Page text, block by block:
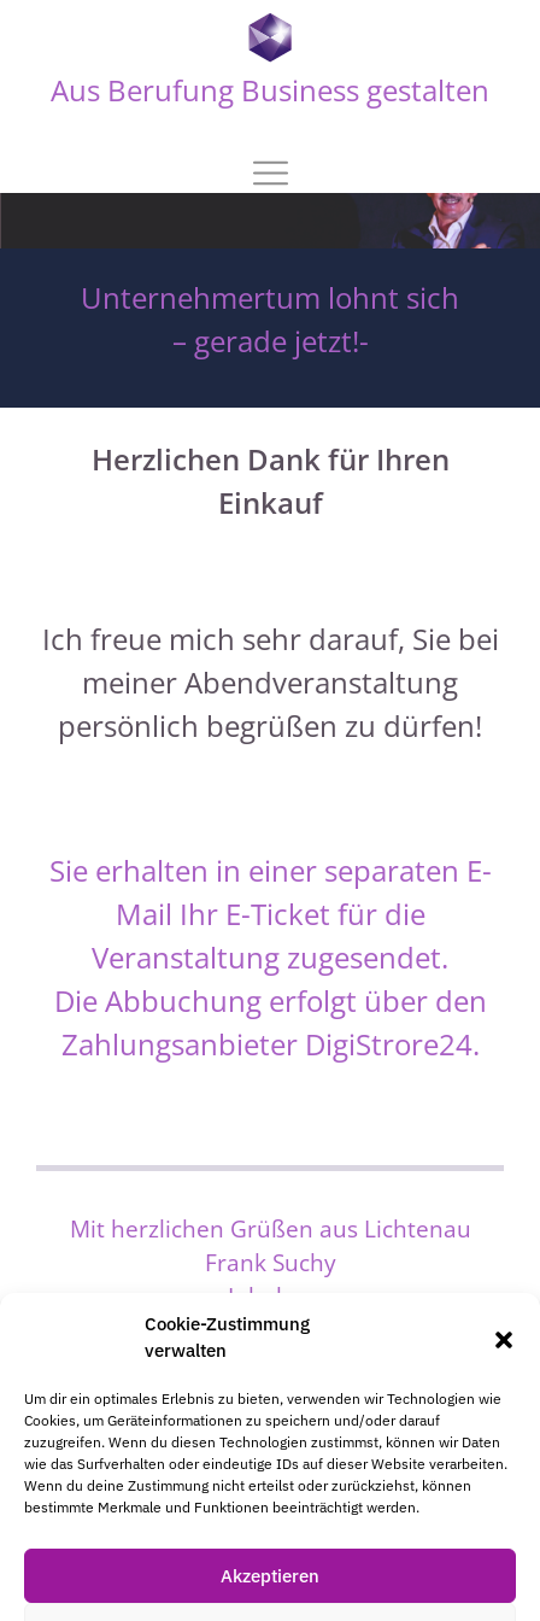
Cookie-Zustimmung
verwalten
Um dir ein optimales Erlebnis zu bieten, verwenden wir Technologien wie
Cookies, um Geräteinformationen zu speichern und/oder darauf
zuzugreifen. Wenn du diesen Technologien zustimmst, können wir Daten
wie das Surfverhalten oder eindeutige IDs auf dieser Website verarbeiten.
Wenn du deine Zustimmung nicht erteilst oder zurückziehst, können
bestimmte Merkmale und Funktionen beeinträchtigt werden.
Akzeptieren
Aus Berufung Business gestalten
Unternehmertum lohnt sich
– gerade jetzt!-
Herzlichen Dank für Ihren
Einkauf
Ich freue mich sehr darauf, Sie bei
meiner Abendveranstaltung
persönlich begrüßen zu dürfen!
Sie erhalten in einer separaten E-
Mail Ihr E-Ticket für die
Veranstaltung zugesendet.
Die Abbuchung erfolgt über den
Zahlungsanbieter DigiStrore24.
Mit herzlichen Grüßen aus Lichtenau
Frank Suchy
Inhaber
Verlag BUSINESSgestalten
Garnsdorfer Hauptstraße 116
DE-09244 Lichtenau
Tel: +49-(0)37208-88 42-15
E-Mail info@business-gestalten.de
www.franksuchy.com